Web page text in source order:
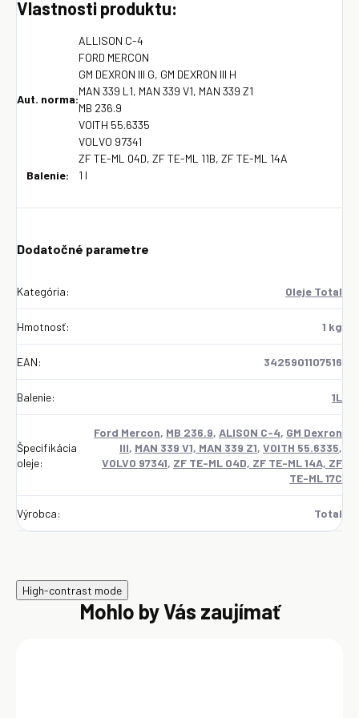
Vlastnosti produktu:
Aut. norma:
ALLISON C-4
FORD MERCON
GM DEXRON III G, GM DEXRON III H
MAN 339 L1, MAN 339 V1, MAN 339 Z1
MB 236.9
VOITH 55.6335
VOLVO 97341
ZF TE-ML 04D, ZF TE-ML 11B, ZF TE-ML 14A
Balenie:
1 l
Dodatočné parametre
Kategória: Oleje Total
Hmotnosť: 1 kg
EAN: 3425901107516
Balenie: 1L
Špecifikácia
oleje:
Ford Mercon, MB 236.9, ALISON C-4, GM Dexron
III, MAN 339 V1, MAN 339 Z1, VOITH 55.6335,
VOLVO 97341, ZF TE-ML 04D, ZF TE-ML 14A, ZF
TE-ML 17C
Výrobca: Total
High-contrast mode
Mohlo by Vás zaujímať